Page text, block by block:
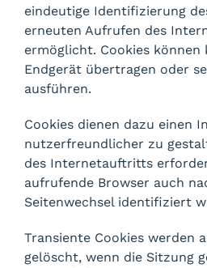
eindeutige Identifizierung
erneuten Aufrufen des
ermöglicht. Cookies können
Endgerät übertragen oder
ausführen.
Cookies dienen dazu einen
nutzerfreundlicher zu
des Internetauftritts
aufrufende Browser auch
Seitenwechsel identifiziert
Transiente Cookies werden
gelöscht, wenn die Sitzung